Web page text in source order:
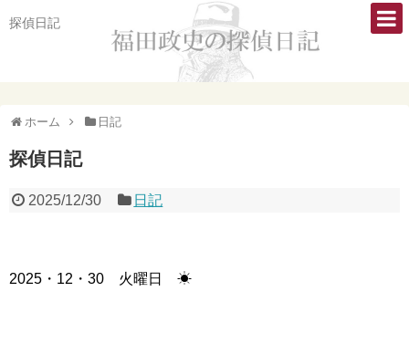
探偵日記
ホーム 日記
探偵日記
2025/12/30 日記
2025・12・30 火曜日 ☀